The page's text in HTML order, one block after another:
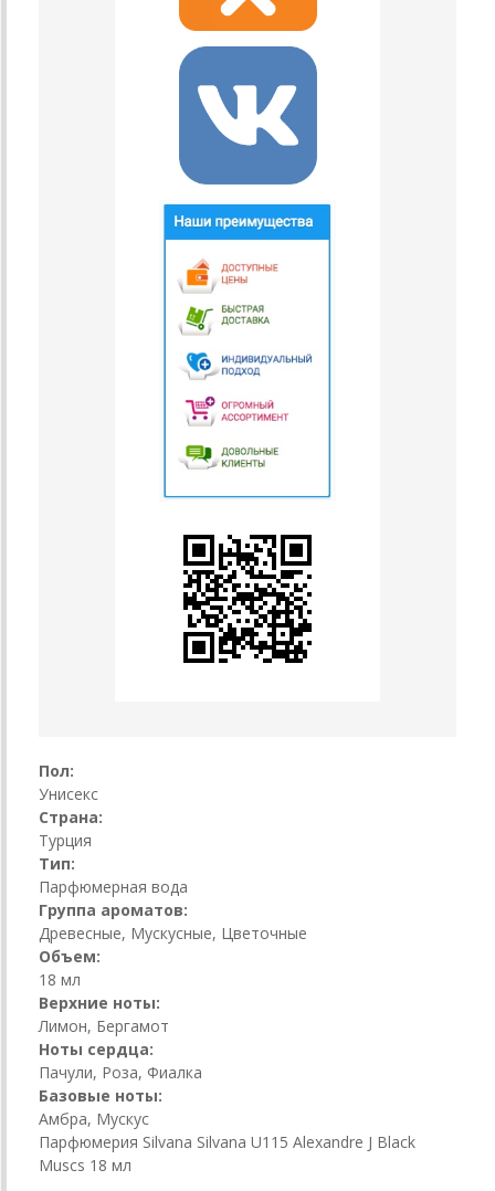
Пол:
Унисекс
Страна:
Турция
Тип:
Парфюмерная вода
Группа ароматов:
Древесные, Мускусные, Цветочные
Объем:
18 мл
Верхние ноты:
Лимон, Бергамот
Ноты сердца:
Пачули, Роза, Фиалка
Базовые ноты:
Амбра, Мускус
Парфюмерия Silvana Silvana U115 Alexandre J Black
Muscs 18 мл